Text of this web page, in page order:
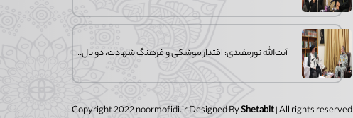
آیت‌الله نورمفیدی: اقتدار موشکی و فرهنگ شهادت، دو بال ماندگاری انقلاب / از
Copyright 2022 noormofidi.ir Designed ByShetabit| All rights reserved